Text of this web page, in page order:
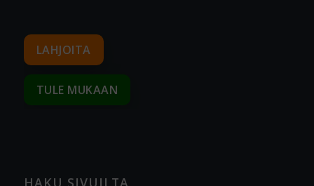
LAHJOITA
TULE MUKAAN